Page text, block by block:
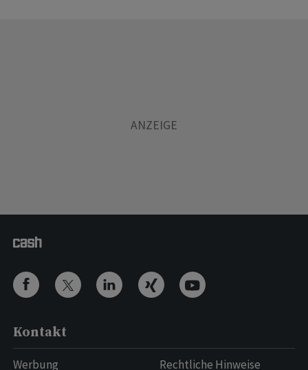
Kontakt
Werbung
Rechtliche Hinweise